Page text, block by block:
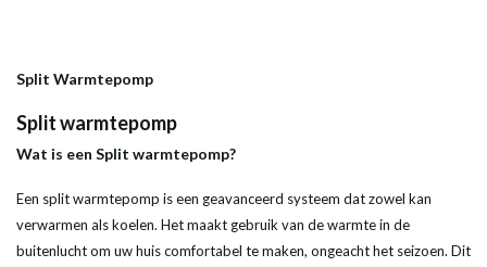
Split Warmtepomp
Split warmtepomp
Wat is een Split warmtepomp?
Een split warmtepomp is een geavanceerd systeem dat zowel kan
verwarmen als koelen. Het maakt gebruik van de warmte in de
buitenlucht om uw huis comfortabel te maken, ongeacht het seizoen. Dit